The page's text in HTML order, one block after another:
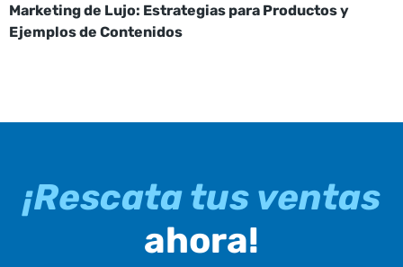
Marketing de Lujo: Estrategias para Productos y
Ejemplos de Contenidos
¡Rescata tus ventas
ahora!